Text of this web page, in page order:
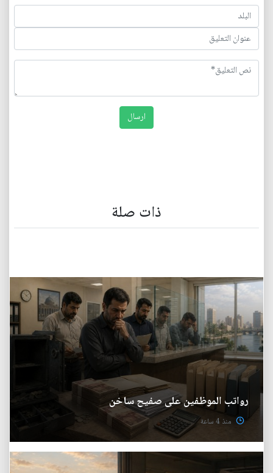
ذات صلة
رواتب الموظفين على صفيح ساخن
منذ 4 ساعة